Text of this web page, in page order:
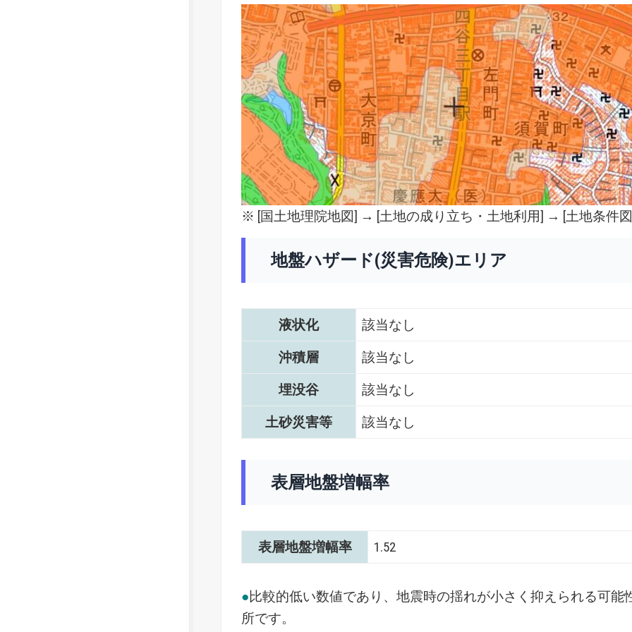
※ [国土地理院地図] → [土地の成り立ち・土地利用] → [土地条件
地盤ハザード(災害危険)エリア
液状化
該当なし
沖積層
該当なし
埋没谷
該当なし
土砂災害等
該当なし
表層地盤増幅率
表層地盤増幅率 1.52
●比較的低い数値であり、地震時の揺れが小さく抑えられる可能
所です。